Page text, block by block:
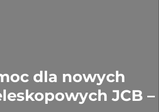
dla nowych
JCB –